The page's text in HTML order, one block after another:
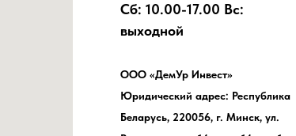
Сб: 10.00-17.00 Вс:
выходной
ООО «ДемУр Инвест»
Юридический адрес: Республика
Беларусь, 220056, г. Минск, ул.